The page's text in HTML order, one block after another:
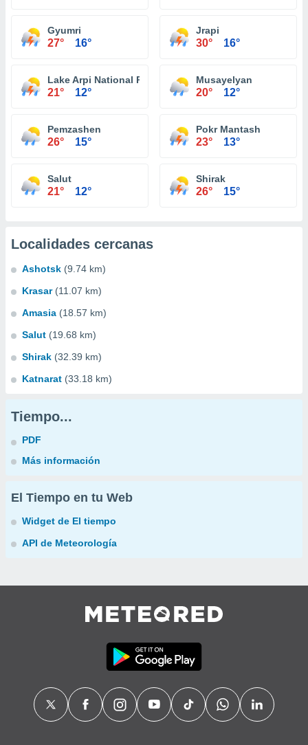
Gyumri
27° 16°
Jrapi
30° 16°
Lake Arpi National Park
21° 12°
Musayelyan
20° 12°
Pemzashen
26° 15°
Pokr Mantash
23° 13°
Salut
21° 12°
Shirak
26° 15°
Localidades cercanas
Ashotsk (9.74 km)
Krasar (11.07 km)
Amasia (18.57 km)
Salut (19.68 km)
Shirak (32.39 km)
Katnarat (33.18 km)
Tiempo...
PDF
Más información
El Tiempo en tu Web
Widget de El tiempo
API de Meteorología